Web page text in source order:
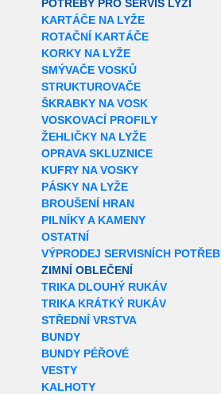
POTŘEBY PRO SERVIS LYŽÍ
KARTÁČE NA LYŽE
ROTAČNÍ KARTÁČE
KORKY NA LYŽE
SMÝVAČE VOSKŮ
STRUKTUROVAČE
ŠKRABKY NA VOSK
VOSKOVACÍ PROFILY
ŽEHLIČKY NA LYŽE
OPRAVA SKLUZNICE
KUFRY NA VOSKY
PÁSKY NA LYŽE
BROUŠENÍ HRAN
PILNÍKY A KAMENY
OSTATNÍ
VÝPRODEJ SERVISNÍCH POTŘEB
ZIMNÍ OBLEČENÍ
TRIKA DLOUHÝ RUKÁV
TRIKA KRÁTKÝ RUKÁV
STŘEDNÍ VRSTVA
BUNDY
BUNDY PÉŘOVÉ
VESTY
KALHOTY